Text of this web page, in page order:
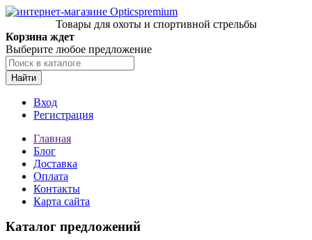
Товары для охоты и спортивной стрельбы
Корзина ждет
Выберите любое предложение
Найти
Вход
Регистрация
Главная
Блог
Доставка
Оплата
Контакты
Карта сайта
Каталог предложений